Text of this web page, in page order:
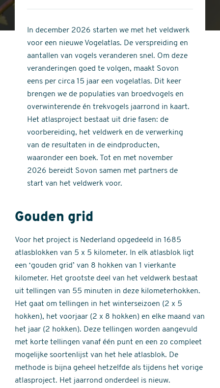
stars
of
stars
In december 2026 starten we met het veldwerk
voor een nieuwe Vogelatlas. De verspreiding en
aantallen van vogels veranderen snel. Om deze
veranderingen goed te volgen, maakt Sovon
eens per circa 15 jaar een vogelatlas. Dit keer
brengen we de populaties van broedvogels en
overwinterende én trekvogels jaarrond in kaart.
Het atlasproject bestaat uit drie fasen: de
voorbereiding, het veldwerk en de verwerking
van de resultaten in de eindproducten,
waaronder een boek. Tot en met november
2026 bereidt Sovon samen met partners de
start van het veldwerk voor.
Gouden grid
Voor het project is Nederland opgedeeld in 1685
atlasblokken van 5 x 5 kilometer. In elk atlasblok ligt
een ‘gouden grid’ van 8 hokken van 1 vierkante
kilometer. Het grootste deel van het veldwerk bestaat
uit tellingen van 55 minuten in deze kilometerhokken.
Het gaat om tellingen in het winterseizoen (2 x 5
hokken), het voorjaar (2 x 8 hokken) en elke maand van
het jaar (2 hokken). Deze tellingen worden aangevuld
met korte tellingen vanaf één punt en een zo compleet
mogelijke soortenlijst van het hele atlasblok. De
methode is bijna geheel hetzelfde als tijdens het vorige
atlasproject. Het jaarrond onderdeel is nieuw.